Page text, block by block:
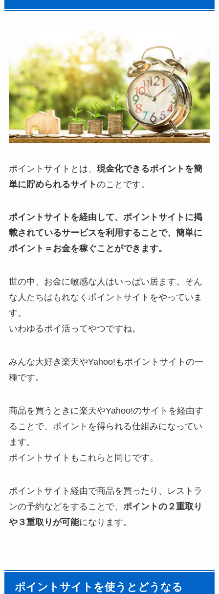
ポイントサイトとは、 現金化できるポイントを簡
単に貯められるサイトのことです。
ポイントサイトを経由して、ポイントサイトに掲
載されているサービスを利用することで、簡単に
ポイント＝お金を稼ぐことができます。
世の中、お金に敏感な人はいっぱい居ます。そん
な人たちはもれなくポイントサイトをやっていま
す。
いわゆるポイ活ってやつですね。
みんな大好き楽天やYahoo!もポイントサイトの一
種です。
商品を買うときに楽天やYahoo!のサイトを経由す
ることで、ポイントを得られる仕組みになってい
ます。
ポイントサイトもこれらと同じです。
ポイントサイト経由で商品を買ったり、レストラ
ンの予約などをすることで、 ポイントの２重取り
や３重取りが可能になります。
ポイントサイトを使うとどうなる